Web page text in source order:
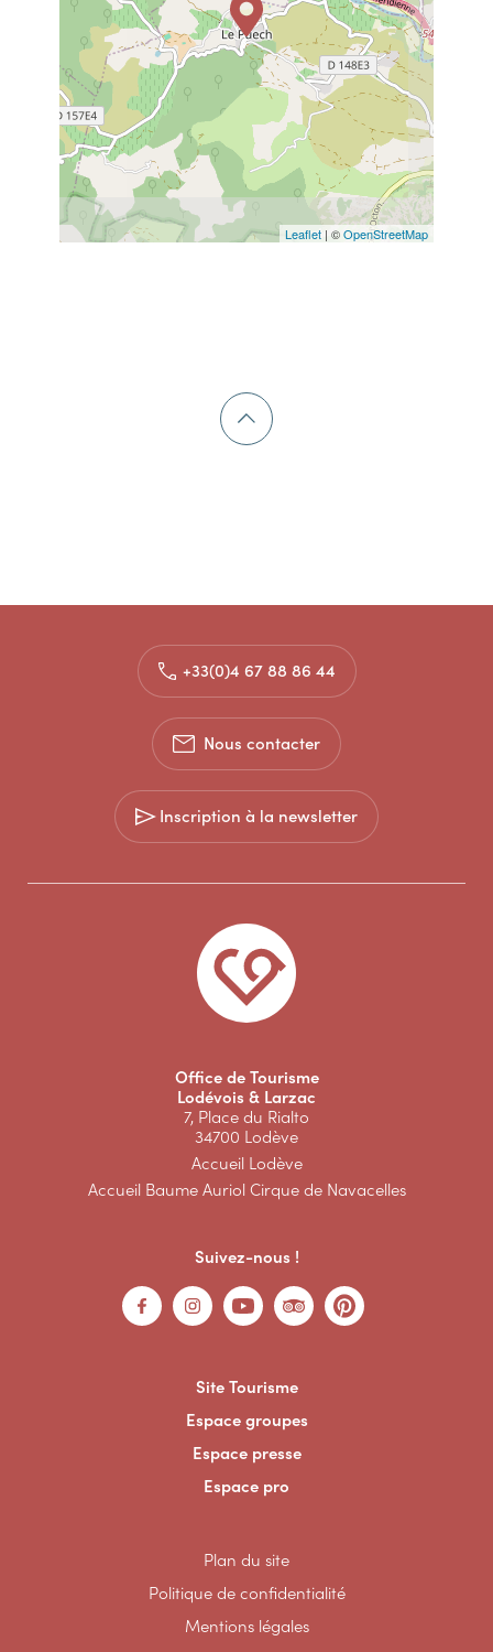
Leaflet | ©OpenStreetMap
+33(0)4 67 88 86 44
Nous contacter
Inscription à la newsletter
Office de Tourisme
Lodévois & Larzac
7, Place du Rialto
34700 Lodève
Accueil Lodève
Accueil Baume Auriol Cirque de Navacelles
Suivez-nous !
Site Tourisme
Espace groupes
Espace presse
Espace pro
Plan du site
Politique de confidentialité
Mentions légales